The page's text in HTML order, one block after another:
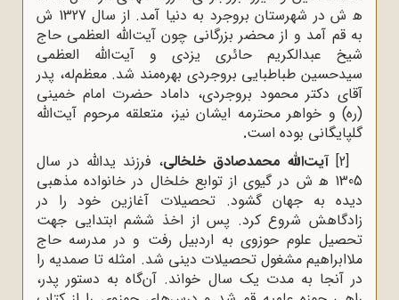
ﻫ ش در شهرستان بروجرد به دنیا آمد. از سال 1327 ش
به قم آمد و از محضر بزرگانى چون آیت‌الله العظمی حاج
شیخ عبدالکریم حائرى یزدى و آیت‌الله العظمی
سیدحسین طباطبایى بروجردى بهره‌مند شد. معظم‌له، پدر
آقاى دکتر محمود بروجردى، داماد حضرت امام خمینى
(ره) و خواهر محترمه ایشان نیز، متعلقه مرحوم آیت‌الله
گلپایگانى بوده است.
[2] آیت‌الله محمدصادق خلخالی، فرزند یداللّه‌ در سال
1305 ﻫ ش در گیوى از توابع خلخال در خانواده مذهبى
دیده به جهان گشود. تحصیلات آغازین خود را در
زادگاهش شروع کرد. پس از اخذ ششم ابتدایى جهت
تحصیل علوم حوزوى به اردبیل رفت و در مدرسه حاج
ملاابراهیم مشغول تحصیلات دینى شد. امثله تا صمدیه را
در آنجا به مدت یک سال خواند. آن‌گاه به دستور پدر،